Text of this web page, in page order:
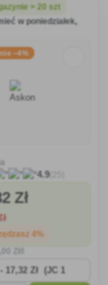
użycia bez
> 20 szt
w poniedziałek,
−4%
4.9(25)
Zł
4%